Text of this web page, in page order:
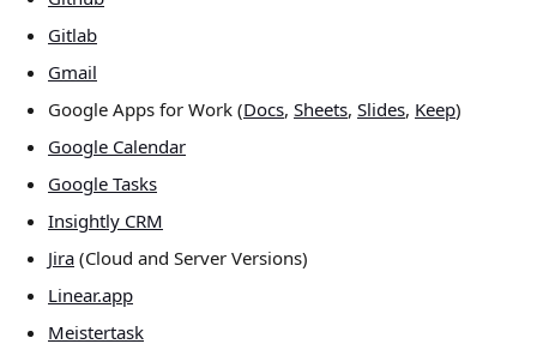
Gitlab
Gmail
Google Apps for Work (Docs, Sheets, Slides, Keep)
Google Calendar
Google Tasks
Insightly CRM
Jira (Cloud and Server Versions)
Linear.app
Meistertask